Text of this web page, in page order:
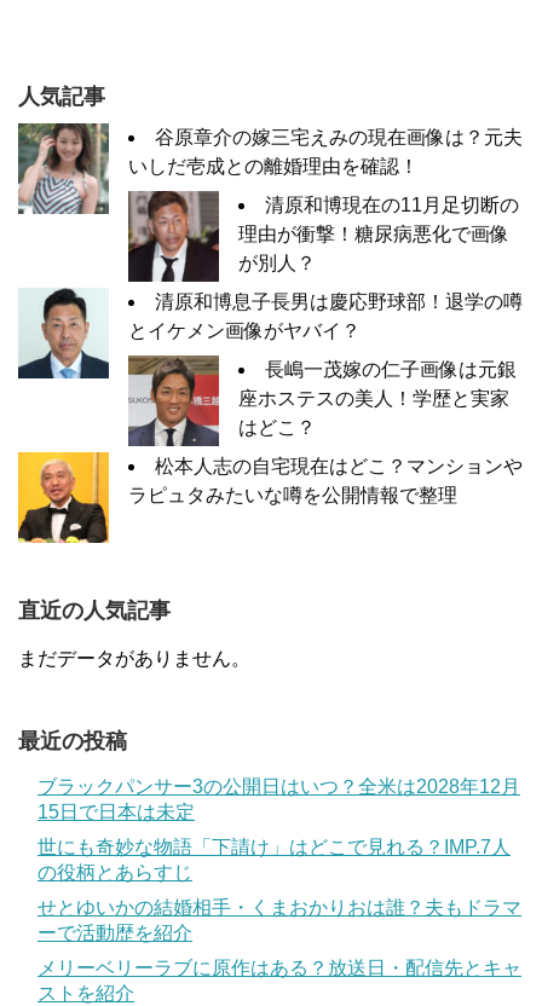
人気記事
谷原章介の嫁三宅えみの現在画像は？元夫
いしだ壱成との離婚理由を確認！
清原和博現在の11月足切断の
理由が衝撃！糖尿病悪化で画像
が別人？
清原和博息子長男は慶応野球部！退学の噂
とイケメン画像がヤバイ？
長嶋一茂嫁の仁子画像は元銀
座ホステスの美人！学歴と実家
はどこ？
松本人志の自宅現在はどこ？マンションや
ラピュタみたいな噂を公開情報で整理
直近の人気記事
まだデータがありません。
最近の投稿
ブラックパンサー3の公開日はいつ？全米は2028年12月
15日で日本は未定
世にも奇妙な物語「下請け」はどこで見れる？IMP.7人
の役柄とあらすじ
せとゆいかの結婚相手・くまおかりおは誰？夫もドラマ
ーで活動歴を紹介
メリーベリーラブに原作はある？放送日・配信先とキャ
ストを紹介